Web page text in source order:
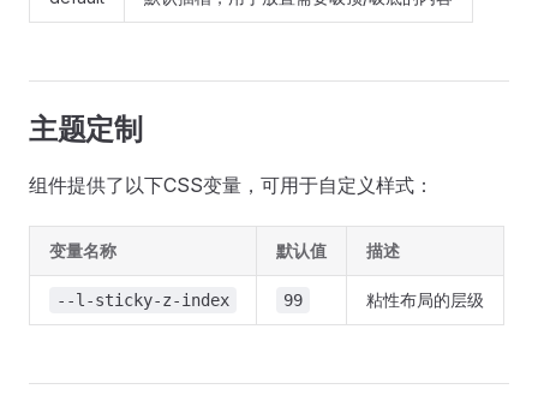
主题定制
组件提供了以下CSS变量，可用于自定义样式：
变量名称 默认值 描述
--l-sticky-z-index 99 粘性布局的层级